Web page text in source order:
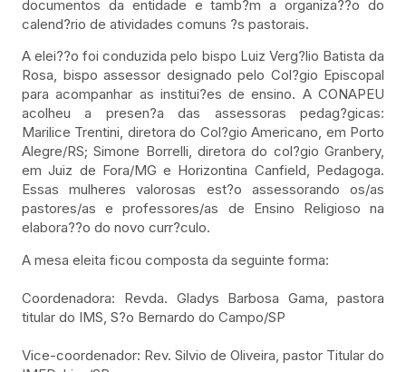
documentos da entidade e tamb?m a organiza??o do
calend?rio de atividades comuns ?s pastorais.
A elei??o foi conduzida pelo bispo Luiz Verg?lio Batista da
Rosa, bispo assessor designado pelo Col?gio Episcopal
para acompanhar as institui?es de ensino. A CONAPEU
acolheu a presen?a das assessoras pedag?gicas:
Marilice Trentini, diretora do Col?gio Americano, em Porto
Alegre/RS; Simone Borrelli, diretora do col?gio Granbery,
em Juiz de Fora/MG e Horizontina Canfield, Pedagoga.
Essas mulheres valorosas est?o assessorando os/as
pastores/as e professores/as de Ensino Religioso na
elabora??o do novo curr?culo.
A mesa eleita ficou composta da seguinte forma:
Coordenadora: Revda. Gladys Barbosa Gama, pastora
titular do IMS, S?o Bernardo do Campo/SP
Vice-coordenador: Rev. Silvio de Oliveira, pastor Titular do